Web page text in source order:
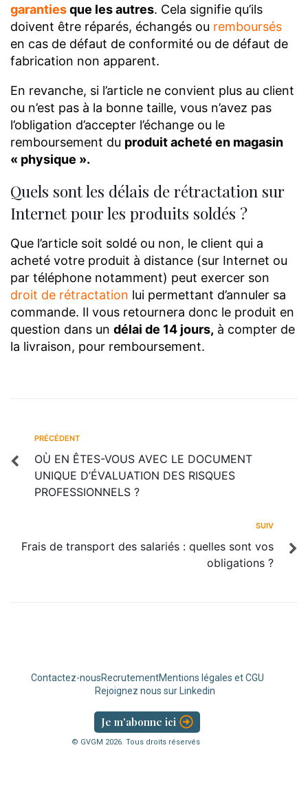
garantiesque les autres. Cela signifie qu’ils
doivent être réparés, échangés ou remboursés
en cas de défaut de conformité ou de défaut de
fabrication non apparent.
En revanche, si l’article ne convient plus au client
ou n’est pas à la bonne taille, vous n’avez pas
l’obligation d’accepter l’échange ou le
remboursement du produit acheté en magasin
« physique ».
Quels sont les délais de rétractation sur
Internet pour les produits soldés ?
Que l’article soit soldé ou non, le client qui a
acheté votre produit à distance (sur Internet ou
par téléphone notamment) peut exercer son
droit de rétractation lui permettant d’annuler sa
commande. Il vous retournera donc le produit en
question dans un délai de 14 jours, à compter de
la livraison, pour remboursement.
PRÉCÉDENT
OÙ EN ÊTES-VOUS AVEC LE DOCUMENT
UNIQUE D’ÉVALUATION DES RISQUES
PROFESSIONNELS ?
SUIV
Frais de transport des salariés : quelles sont vos
obligations ?
Contactez-nousRecrutementMentions légales et CGU
Rejoignez nous sur Linkedin
Je m'abonne ici
© GVGM 2026. Tous droits réservés